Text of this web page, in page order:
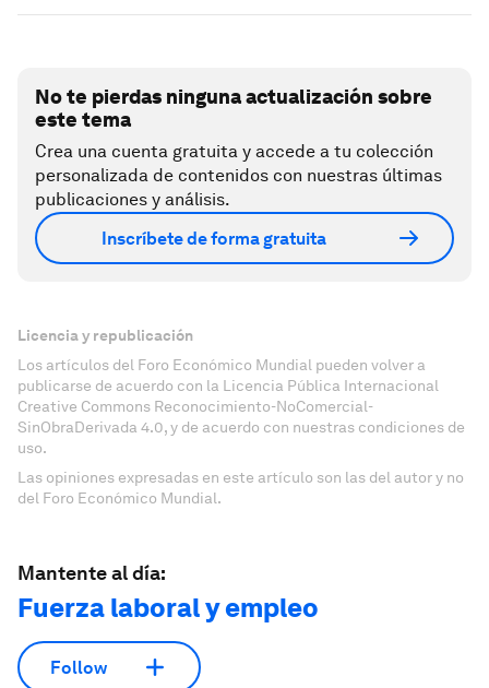
No te pierdas ninguna actualización sobre
este tema
Crea una cuenta gratuita y accede a tu colección
personalizada de contenidos con nuestras últimas
publicaciones y análisis.
Inscríbete de forma gratuita
Licencia y republicación
Los artículos del Foro Económico Mundial pueden volver a
publicarse de acuerdo con la Licencia Pública Internacional
Creative Commons Reconocimiento-NoComercial-
SinObraDerivada 4.0, y de acuerdo con nuestras condiciones de
uso.
Las opiniones expresadas en este artículo son las del autor y no
del Foro Económico Mundial.
Mantente al día:
Fuerza laboral y empleo
Follow